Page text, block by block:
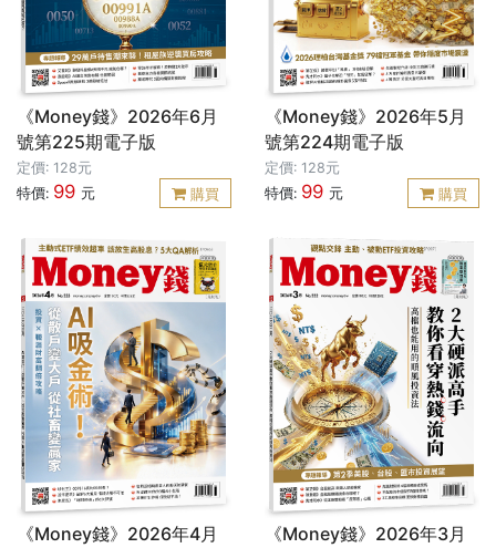
《Money錢》2026年6月
號第225期電子版
定價: 128元
特價: 99 元 購買
《Money錢》2026年5月
號第224期電子版
定價: 128元
特價: 99 元 購買
《Money錢》2026年4月
《Money錢》2026年3月